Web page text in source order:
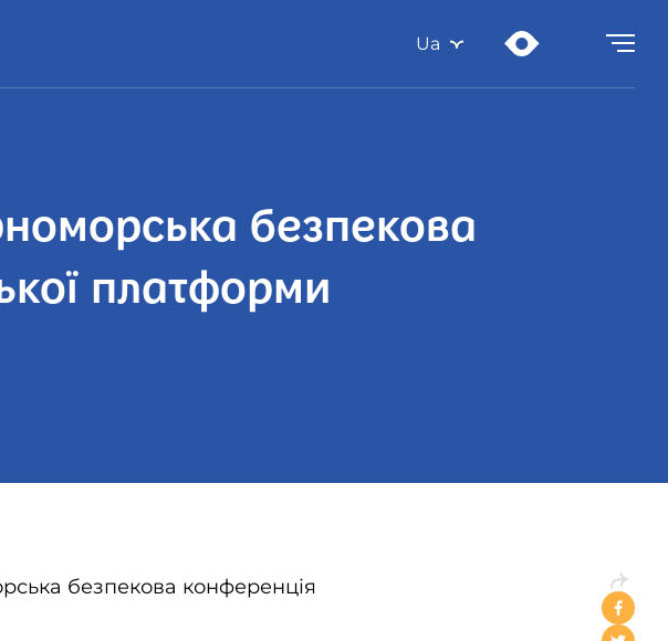
Ua
безпекова
платформи
безпекова конференція